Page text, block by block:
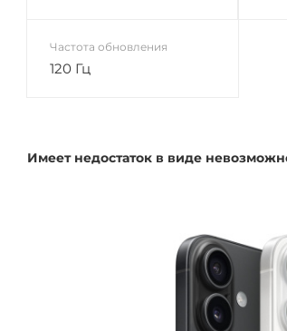
Имеет недостаток в виде
Частота обновления
120 Гц